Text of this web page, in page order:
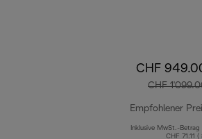
CHF
CHF
Empfohlener
Inklusive MwSt.-Betrag
CHF 71.11 (